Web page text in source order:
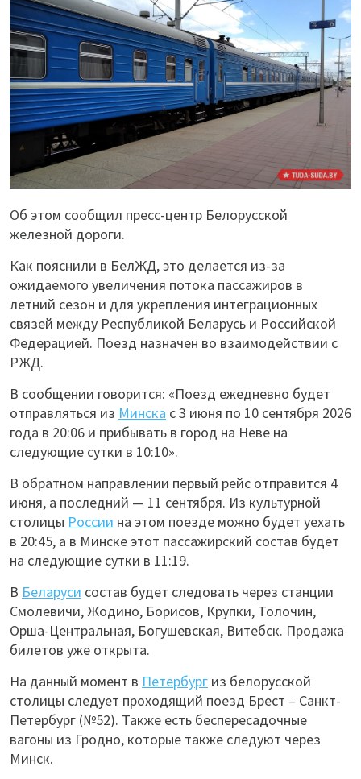
Об этом сообщил пресс-центр Белорусской
железной дороги.
Как пояснили в БелЖД, это делается из-за
ожидаемого увеличения потока пассажиров в
летний сезон и для укрепления интеграционных
связей между Республикой Беларусь и Российской
Федерацией. Поезд назначен во взаимодействии с
РЖД.
В сообщении говорится: «Поезд ежедневно будет
отправляться из Минска с 3 июня по 10 сентября 2026
года в 20:06 и прибывать в город на Неве на
следующие сутки в 10:10».
В обратном направлении первый рейс отправится 4
июня, а последний — 11 сентября. Из культурной
столицы России на этом поезде можно будет уехать
в 20:45, а в Минске этот пассажирский состав будет
на следующие сутки в 11:19.
В Беларуси состав будет следовать через станции
Смолевичи, Жодино, Борисов, Крупки, Толочин,
Орша-Центральная, Богушевская, Витебск. Продажа
билетов уже открыта.
На данный момент в Петербург из белорусской
столицы следует проходящий поезд Брест – Санкт-
Петербург (№52). Также есть беспересадочные
вагоны из Гродно, которые также следуют через
Минск.